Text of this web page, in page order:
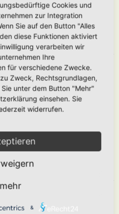
deinem Benutzernamen und
anschließend ein neu
mit dem du dann auf das
von dir eingegebenen und oben
um das Board betreiben
im Rahmen einer
und seinen Interessen sowie
von Zugriffen und Aktionen
und der von deinem Browser
speichern, sofern dies zur
Nachverfolgbarkeit
Austausch mit anderen Personen
bewusst, dass die Daten deines
im Internet öffentlich
Cookies und
zur Integration
Sie auf den Button "Alles
diese Funktionen aktiviert
verarbeiten wir
Ihre
für verschiedene Zwecke.
Zweck, Rechtsgrundlagen,
unter dem Button "Mehr"
einsehen. Sie
widerrufen.
mehr
&